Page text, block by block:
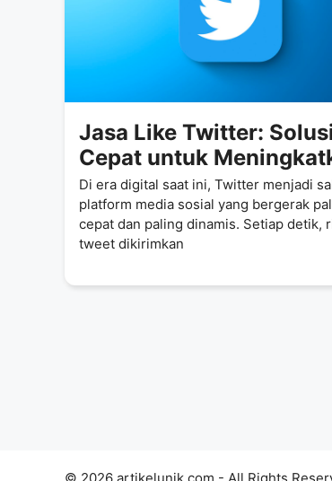
Jasa Like Twitter:
Cepat untuk
Engagement dan
Tweet Anda
Di era digital saat ini, Twitter menjadi
platform media sosial yang bergerak
cepat dan paling dinamis. Setiap detik,
tweet dikirimkan